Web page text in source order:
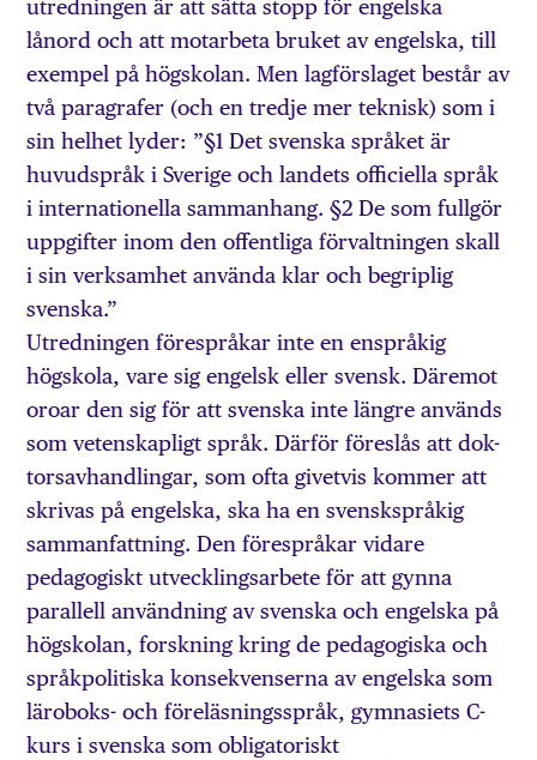
utredningen är att sätta stopp för engelska
lånord och att motarbeta bruket av engelska, till
exempel på högskolan. Men lagförslaget består av
två paragrafer (och en tredje mer teknisk) som i
sin helhet lyder: ”§1 Det svenska språket är
huvudspråk i Sverige och landets officiella språk
i internationella sammanhang. §2 De som fullgör
uppgifter inom den offentliga förvaltningen skall
i sin verksamhet använda klar och begriplig
svenska.”
Utredningen förespråkar inte en enspråkig
högskola, vare sig engelsk eller svensk. Däremot
oroar den sig för att svenska inte längre används
som vetenskapligt språk. Därför föreslås att dok-
torsavhandlingar, som ofta givetvis kommer att
skrivas på engelska, ska ha en svenskspråkig
sammanfattning. Den förespråkar vidare
pedagogiskt utvecklingsarbete för att gynna
parallell användning av svenska och engelska på
högskolan, forskning kring de pedagogiska och
språkpolitiska konsekvenserna av engelska som
läroboks- och föreläsningsspråk, gymnasiets C-
kurs i svenska som obligatoriskt